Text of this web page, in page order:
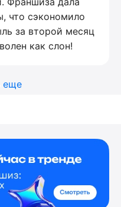
что сэкономило
за второй месяц
как слон!
еще